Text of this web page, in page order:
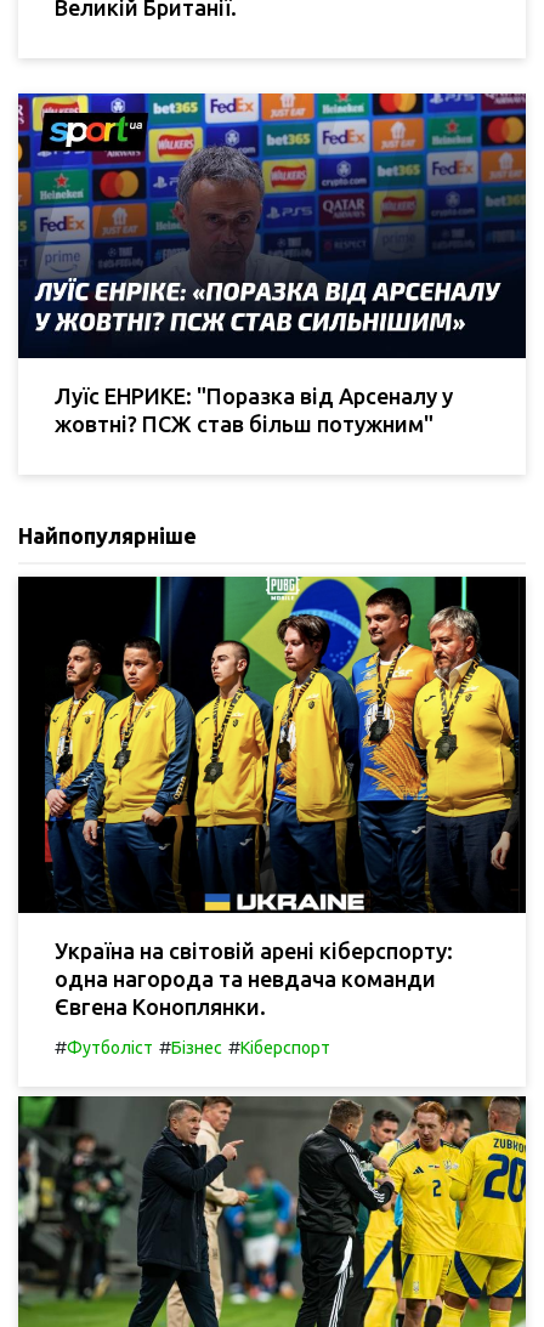
Великій Британії.
Луїс ЕНРИКЕ: "Поразка від Арсеналу у
жовтні? ПСЖ став більш потужним"
Найпопулярніше
Україна на світовій арені кіберспорту:
одна нагорода та невдача команди
Євгена Коноплянки.
#Футболіст #Бізнес #Кіберспорт